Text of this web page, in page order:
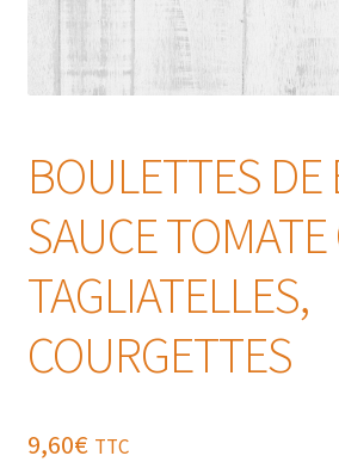
BOULETTES DE
SAUCE
TAGLIATELLES,
COURGETTES
9,60€ TTC